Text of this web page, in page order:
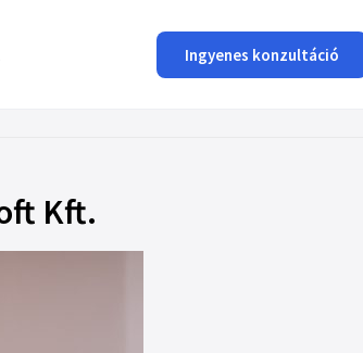
Ingyenes konzultáció
Kft.